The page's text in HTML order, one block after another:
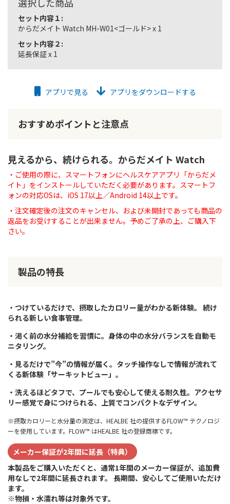
セット内容１:
からだメイト Watch MH-W01<ゴールド> x 1
セット内容２:
延長保証 x 1
アプリで見る アプリをダウンロードする
おすすめポイントと注意点
見えるから、続けられる。からだメイト Watch
・ご使用の際に、スマートフォンにヘルスケアアプリ「からだメ
イト」をインストールしていただく必要があります。スマートフ
ォンの対応OSは、iOS 17以上／Android 14以上です。
・注文確定後の注文のキャンセル、および未開封であっても商品の
返品をお受けすることが出来ません。予めご了承の上、ご購入下
さい。
製品の特長
・つけているだけで、摂取したカロリー量がわかる新体験。 続け
られる新しい食事管理。
・渇く前の水分補給を習慣に。身体の中の水分バランスを自動モ
ニタリング。
・見るだけで”今”の情報が届く。タッチ操作なしで情報が流れて
くる新体験「サーキットビュー」。
・洗えるほどタフで、プールでも安心して使える耐久性。アクセサ
リー感覚で身につけられる、上質でコンパクトなデザイン。
※摂取カロリーと水分量の測定は、HEALBE 社の提供するFLOW™ テクノロジ
ーを使用しています。FLOW™ はHEALBE 社の登録商標です。
メーカー保証が2年間に延長（特典）
本製品をご購入いただくと、通常1年間のメーカー保証が、追加費
用なしで2年間に延長されます。 長期間、安心してご使用いただけ
ます。
※物損・水濡れ等は対象外です。